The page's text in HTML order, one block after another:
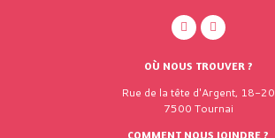
OÙ NOUS TROUVER ?
Rue de la tête d'Argent, 18-20
7500 Tournai
COMMENT NOUS JOINDRE ?